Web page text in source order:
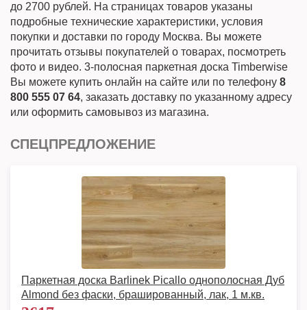
до 2700 рублей. На страницах товаров указаны
подробные технические характеристики, условия
покупки и доставки по городу Москва. Вы можете
прочитать отзывы покупателей о товарах, посмотреть
фото и видео. 3-полосная паркетная доска Timberwise
Вы можете купить онлайн на сайте или по телефону 8
800 555 07 64, заказать доставку по указанному адресу
или оформить самовывоз из магазина.
СПЕЦПРЕДЛОЖЕНИЕ
Паркетная доска Barlinek Picallo однополосная Дуб
Almond без фаски, брашированный, лак, 1 м.кв.